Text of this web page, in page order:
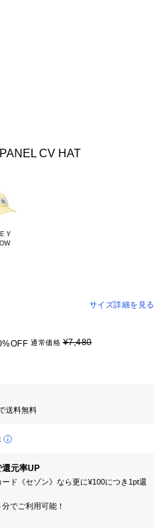
CV HAT
Y
サイズ詳細を見る
通常価格¥7,480
送料無料
還元率UP
ド《セゾン》なら更に¥100につき1pt還
でご利用可能！